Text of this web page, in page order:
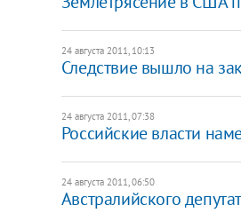
24 августа 2011, 10:13
Следствие вышло на
24 августа 2011, 07:38
Российские власти
24 августа 2011, 06:50
Австралийского